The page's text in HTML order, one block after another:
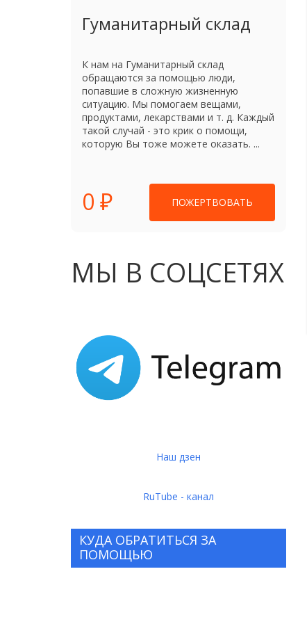
Гуманитарный склад
К нам на Гуманитарный склад
обращаются за помощью люди,
попавшие в сложную жизненную
ситуацию. Мы помогаем вещами,
продуктами, лекарствами и т. д. Каждый
такой случай - это крик о помощи,
которую Вы тоже можете оказать. ...
0 ₽ ПОЖЕРТВОВАТЬ
МЫ В СОЦСЕТЯХ
Наш дзен
RuTube - канал
КУДА ОБРАТИТЬСЯ ЗА
ПОМОЩЬЮ